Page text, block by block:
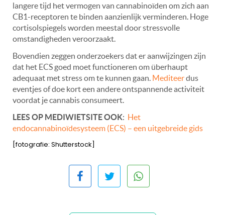
langere tijd het vermogen van cannabinoïden om zich aan
CB1-receptoren te binden aanzienlijk verminderen. Hoge
cortisolspiegels worden meestal door stressvolle
omstandigheden veroorzaakt.
Bovendien zeggen onderzoekers dat er aanwijzingen zijn
dat het ECS goed moet functioneren om überhaupt
adequaat met stress om te kunnen gaan. Mediteerdus
eventjes of doe kort een andere ontspannende activiteit
voordat je cannabis consumeert.
LEES OP MEDIWIETSITE OOK: Het
endocannabinoïdesysteem (ECS) – een uitgebreide gids
[fotografie: Shutterstock]